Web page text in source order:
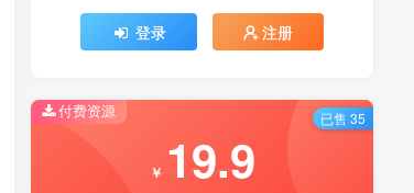
登录 注册
付费资源
￥ 19.9
已售 35